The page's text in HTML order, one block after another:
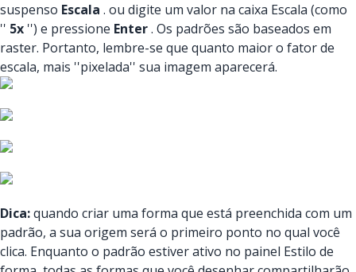
suspenso Escala . ou digite um valor na caixa Escala (como
'' 5x '') e pressione Enter. Os padrões são baseados em
raster. Portanto, lembre-se que quanto maior o fator de
escala, mais ''pixelada'' sua imagem aparecerá.
Dica:quando criar uma forma que está preenchida com um
padrão, a sua origem será o primeiro ponto no qual você
clica. Enquanto o padrão estiver ativo no painel Estilo de